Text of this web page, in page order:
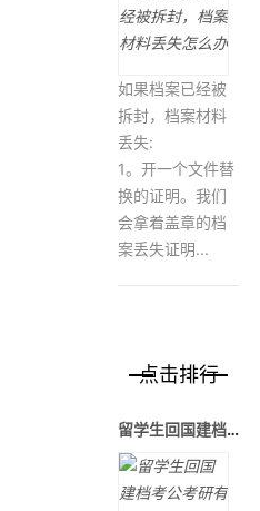
如果档案已经被
拆封，档案材料
丢失:
1。开一个文件替
换的证明。我们
会拿着盖章的档
案丢失证明...
点击排行
留学生回国建档考公考研有多简单